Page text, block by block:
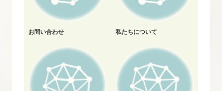
お問い合わせ 私たちについて